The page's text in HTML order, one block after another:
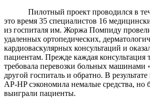
Пилотный проект проводился в
это время 35 специалистов 16
из госпиталя им. Жоржа Помпиду
удаленных ортопедических,
кардиоваскулярных консультаций и
пациентам. Прежде каждая консультация
требовала перевозки больных машинами
другой госпиталь и обратно. В
AP-HP сэкономила немалые средства, но
выиграли пациенты.